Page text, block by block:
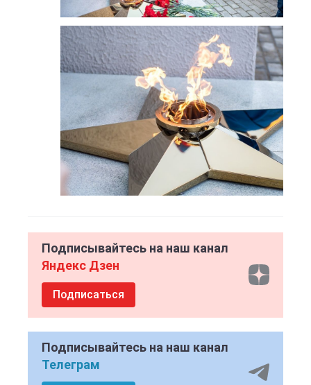
Подписывайтесь на наш канал
Яндекс Дзен
Подписаться
Подписывайтесь на наш канал
Телеграм